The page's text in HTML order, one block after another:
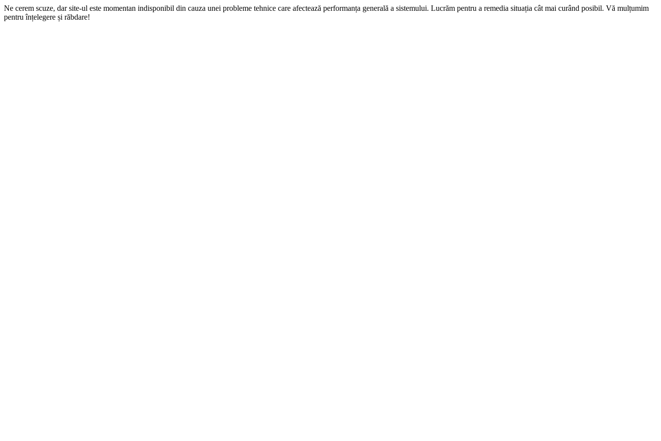
Ne cerem scuze, dar site-ul este momentan indisponibil din cauza unei probleme tehnice care afectează performanța generală a sistemului. Lucrăm pentru a remedia situația cât mai curând posibil. Vă mulțumim
pentru înțelegere și răbdare!